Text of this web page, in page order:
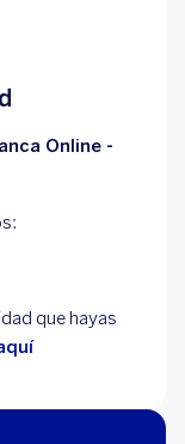
Online -
que hayas